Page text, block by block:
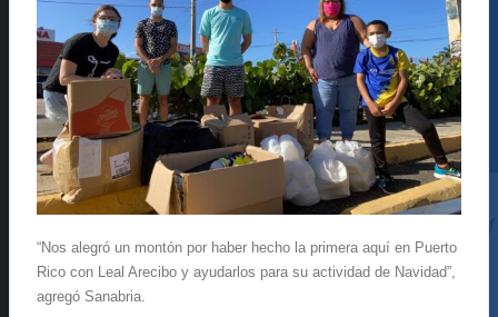
“Nos alegró un montón por haber hecho la primera aquí en Puerto
Rico con Leal Arecibo y ayudarlos para su actividad de Navidad”,
agregó Sanabria.